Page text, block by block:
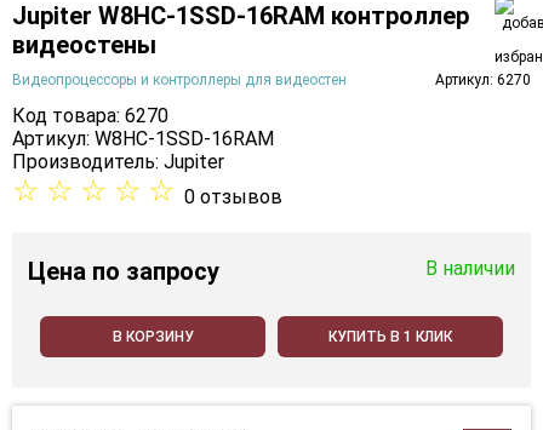
Jupiter W8HC-1SSD-16RAM контроллер
видеостены
Видеопроцессоры и контроллеры для видеостен Артикул: 6270
Код товара: 6270
Артикул: W8HC-1SSD-16RAM
Производитель: Jupiter
☆ ☆ ☆ ☆ ☆ 0 отзывов
Цена по запросу В наличии
В КОРЗИНУ КУПИТЬ В 1 КЛИК